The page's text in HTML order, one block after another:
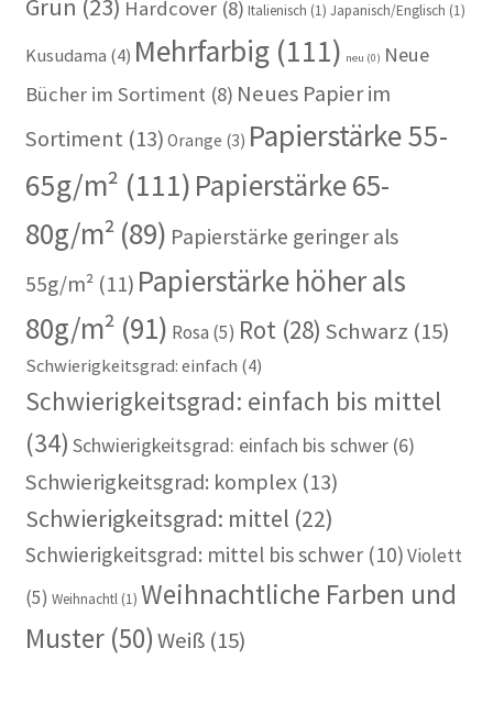
Grün (23) Hardcover(8) Italienisch (1) Japanisch/Englisch (1)
Kusudama (4) Mehrfarbig(111) neu (0) Neue
Bücher im Sortiment (8) Neues Papier im
Sortiment(13) Orange (3) Papierstärke 55-
65g/m² (111) Papierstärke 65-
80g/m²(89) Papierstärke geringer als
55g/m²(11) Papierstärke höher als
80g/m² (91) Rosa (5) Rot(28) Schwarz (15)
Schwierigkeitsgrad: einfach (4)
Schwierigkeitsgrad: einfach bis mittel
(34) Schwierigkeitsgrad: einfach bis schwer(6)
Schwierigkeitsgrad: komplex(13)
Schwierigkeitsgrad: mittel (22)
Schwierigkeitsgrad: mittel bis schwer(10)Violett
(5) Weihnachtl(1) Weihnachtliche Farben und
Muster(50)Weiß(15)